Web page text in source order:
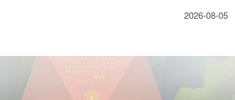
2026-08-05